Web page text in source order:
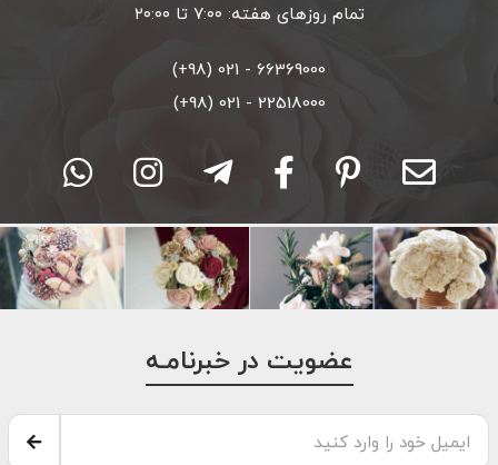
تمام روزهای هفته: ۷:۰۰ تا ۲۰:۰۰
66369000 - 021 (98+)
22518000 - 021 (98+)
عضویت در خبرنامـه